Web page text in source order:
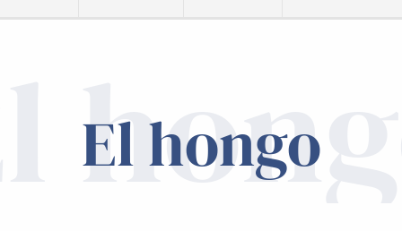
hongo
El hongo